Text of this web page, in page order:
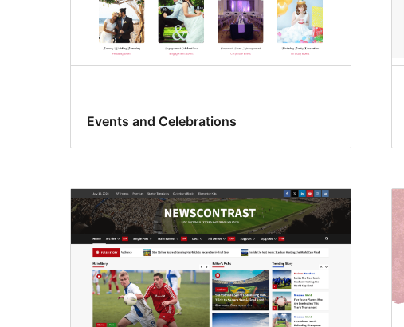
Events and Celebrations